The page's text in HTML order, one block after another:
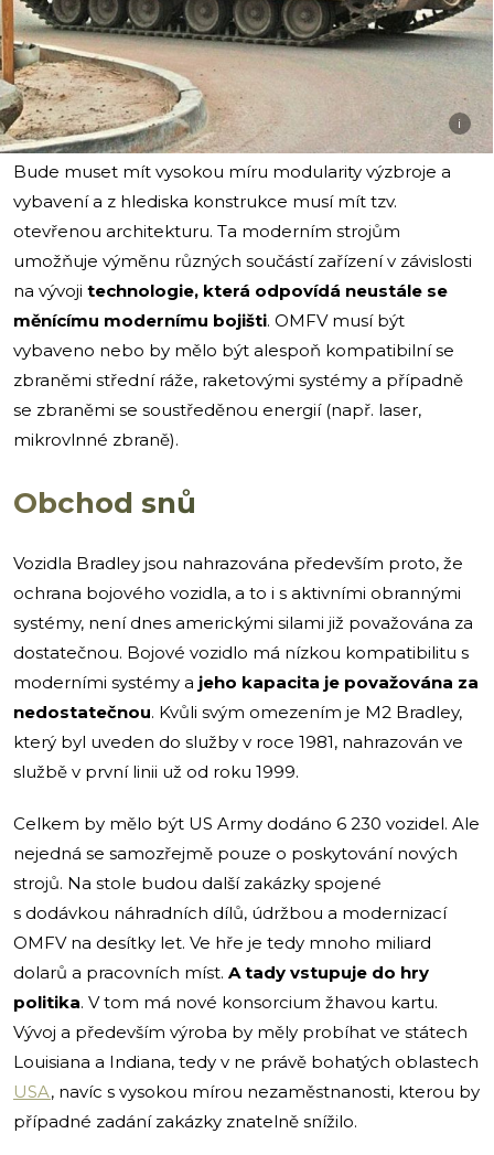
i
Bude muset mít vysokou míru modularity výzbroje a
vybavení a z hlediska konstrukce musí mít tzv.
otevřenou architekturu. Ta moderním strojům
umožňuje výměnu různých součástí zařízení v závislosti
na vývoji technologie, která odpovídá neustále se
měnícímu modernímu bojišti. OMFV musí být
vybaveno nebo by mělo být alespoň kompatibilní se
zbraněmi střední ráže, raketovými systémy a případně
se zbraněmi se soustředěnou energií (např. laser,
mikrovlnné zbraně).
Obchod snů
Vozidla Bradley jsou nahrazována především proto, že
ochrana bojového vozidla, a to i s aktivními obrannými
systémy, není dnes americkými silami již považována za
dostatečnou. Bojové vozidlo má nízkou kompatibilitu s
moderními systémy a jeho kapacita je považována za
nedostatečnou. Kvůli svým omezením je M2 Bradley,
který byl uveden do služby v roce 1981, nahrazován ve
službě v první linii už od roku 1999.
Celkem by mělo být US Army dodáno 6 230 vozidel. Ale
nejedná se samozřejmě pouze o poskytování nových
strojů. Na stole budou další zakázky spojené
s dodávkou náhradních dílů, údržbou a modernizací
OMFV na desítky let. Ve hře je tedy mnoho miliard
dolarů a pracovních míst. A tady vstupuje do hry
politika. V tom má nové konsorcium žhavou kartu.
Vývoj a především výroba by měly probíhat ve státech
Louisiana a Indiana, tedy v ne právě bohatých oblastech
USA, navíc s vysokou mírou nezaměstnanosti, kterou by
případné zadání zakázky znatelně snížilo.